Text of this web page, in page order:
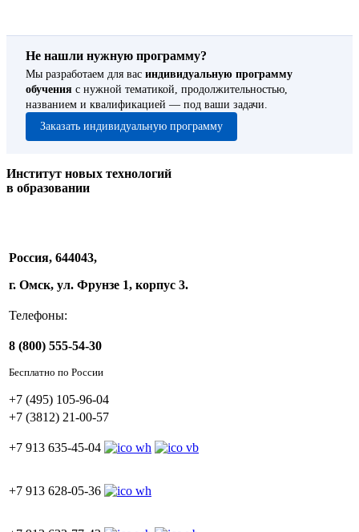
Не нашли нужную программу?
Мы разработаем для вас индивидуальную программу
обучения с нужной тематикой, продолжительностью,
названием и квалификацией — под ваши задачи.
Заказать индивидуальную программу
Институт новых технологий
в образовании
Россия, 644043,
г. Омск, ул. Фрунзе 1, корпус 3.
Телефоны:
8 (800) 555-54-30
Бесплатно по России
+7 (495) 105-96-04
+7 (3812) 21-00-57
+7 913 635-45-04
+7 913 628-05-36